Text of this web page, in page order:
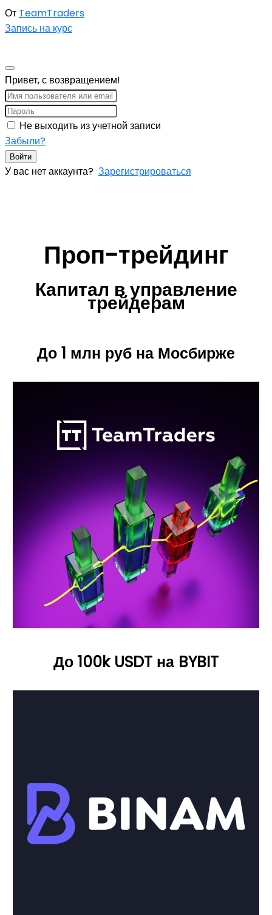
От TeamTraders
Запись на курс
Привет, с возвращением!
Не выходить из учетной записи
Забыли?
Войти
У вас нет аккаунта? Зарегистрироваться
Проп-трейдинг
Капитал в управление
трейдерам
До 1 млн руб на Мосбирже
До 100k USDT на BYBIT